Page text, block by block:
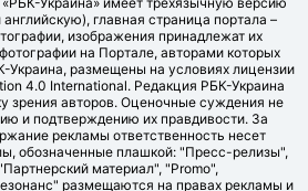
главная страница портала –
изображения принадлежат их
на Портале, авторами которых
размещены на условиях лицензии
4.0 International. Редакция РБК-Украина
зрения авторов. Оценочные суждения не
и подтверждению их правдивости. За
рекламы ответственность несет
обозначенные плашкой: "Пресс-релизы",
материал", "Promo",
размещаются на правах рекламы и